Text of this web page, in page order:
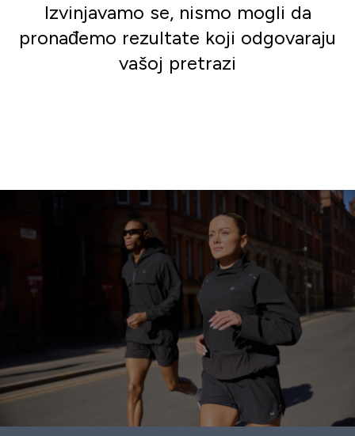
Izvinjavamo se, nismo mogli da
pronađemo rezultate koji odgovaraju
vašoj pretrazi